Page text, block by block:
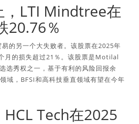
，LTI Mindtree在
20.76％
的另一个大失败者。该股票在2025年
月的损失超过21％。该股票是Motilal
选秀权之一，基于有利的风险回报余
域，BFSI和高科技垂直领域有望在今年
Tech在2025